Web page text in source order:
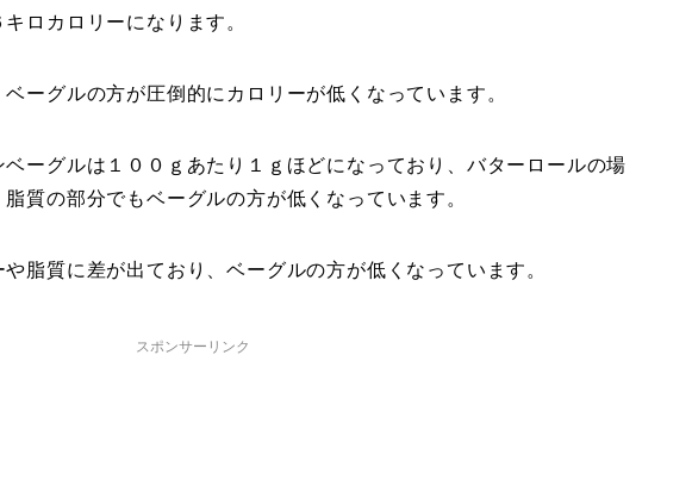
ロカロリーになります。
ーグルの方が圧倒的にカロリーが低くなっています。
ーグルは１００ｇあたり１ｇほどになっており、バターロールの場
質の部分でもベーグルの方が低くなっています。
脂質に差が出ており、ベーグルの方が低くなっています。
スポンサーリンク